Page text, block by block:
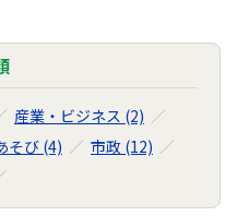
産業・ビジネス (2)
そび (4)
市政 (12)